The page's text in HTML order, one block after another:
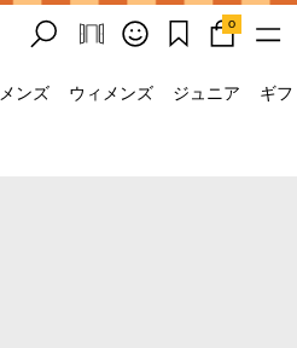
0
メンズ ウィメンズ ジュニア ギ